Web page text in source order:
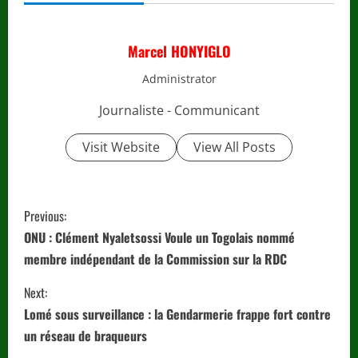
Marcel HONYIGLO
Administrator
Journaliste - Communicant
Visit Website View All Posts
C
o
n
t
i
Previous:
ONU : Clément Nyaletsossi Voule un Togolais nommé
membre indépendant de la Commission sur la RDC
Next:
Lomé sous surveillance : la Gendarmerie frappe fort contre
un réseau de braqueurs